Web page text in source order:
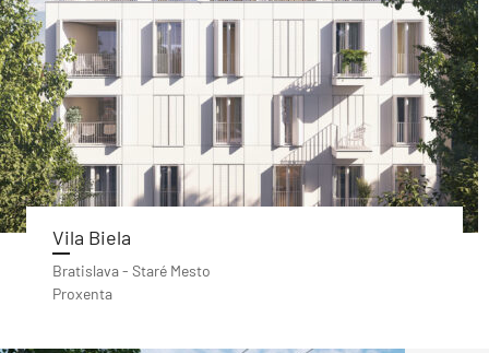
Vila Biela
Bratislava - Staré Mesto
Proxenta